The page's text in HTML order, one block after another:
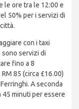
le ore tra le 12:00 e
50% per i servizi di
con i taxi
servizi di
fino a 8
85 (circa £16.00)
A seconda
minuti per essere